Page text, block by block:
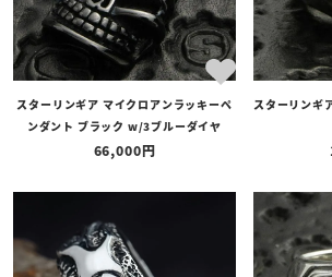
スターリンギア マイクロアンラッキーペ
ンダント ブラック w/3ブルーダイヤ
66,000
スターリンギ